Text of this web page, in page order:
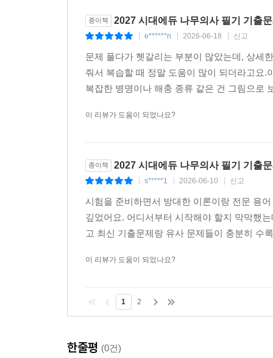
종이책 2027 시대에듀 나무의사 필기 기출
e******n 2026-06-18 신고
문제 풀다가 헷갈리는 부분이 많았는데, 상세
줘서 복습할 때 정말 도움이 많이 되더라고요.
복잡한 병명이나 해충 종류 같은 건 그림으로
이 리뷰가 도움이 되었나요?
종이책 2027 시대에듀 나무의사 필기 기출
s*****1 2026-06-10 신고
시험을 준비하면서 방대한 이론이랑 전문 용
깊었어요. 어디서부터 시작해야 할지 막막했
고 최신 기출문제랑 유사 문제들이 충분히 수
이 리뷰가 도움이 되었나요?
1 2
한줄평 (0건)